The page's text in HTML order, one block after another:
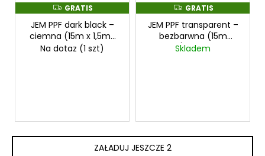
G
R
A
T
S
GRATIS
JEM PPF dark black –
ciemna (15m x 1,5m)
ochronna
Na dotaz (1 szt)
G
R
A
I
S
GRATIS
JEM PPF transparent –
bezbarwna (15m
x1,5m) ochronna
Skladem
ZAŁADUJ JESZCZE 2